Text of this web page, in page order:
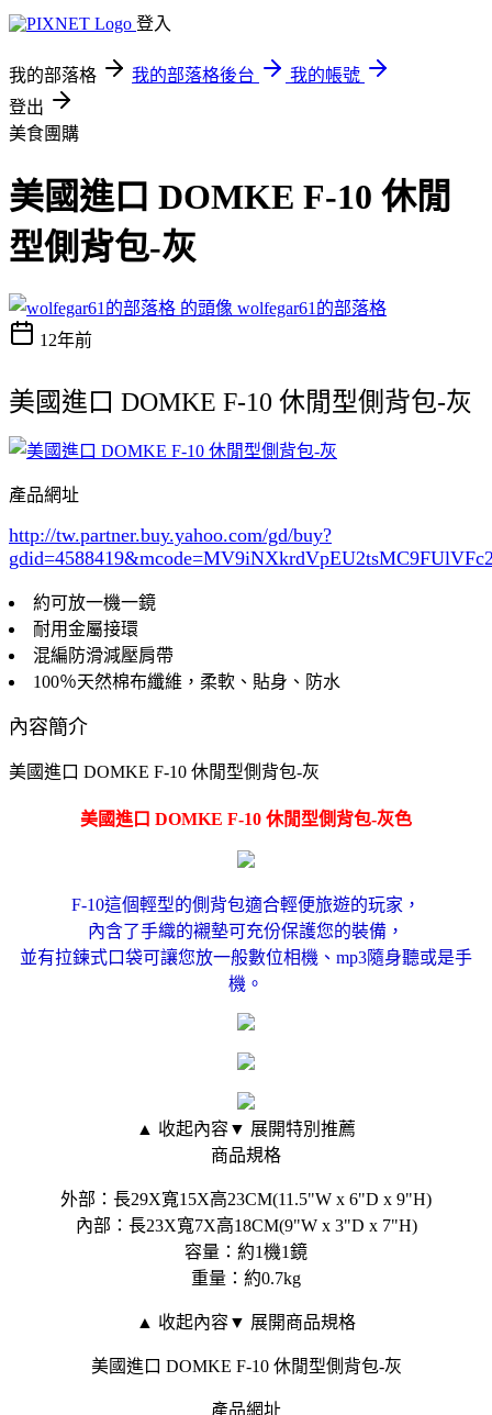
登入
我的部落格 我的部落格後台
我的帳號
登出
美食團購
美國進口 DOMKE F-10 休閒
型側背包-灰
wolfegar61的部落格
12年前
美國進口 DOMKE F-10 休閒型側背包-灰
產品網址
http://tw.partner.buy.yahoo.com/gd/buy?
gdid=4588419
約可放一機一鏡
耐用金屬接環
混編防滑減壓肩帶
100％天然棉布纖維，柔軟、貼身、防水
內容簡介
美國進口 DOMKE F-10 休閒型側背包-灰
美國進口 DOMKE F-10 休閒型側背包-灰色
F-10這個輕型的側背包適合輕便旅遊的玩家，
內含了手織的襯墊可充份保護您的裝備，
並有拉鍊式口袋可讓您放一般數位相機、mp3隨身聽或是手
機。
▲ 收起內容▼ 展開特別推薦
商品規格
外部：長29X寬15X高23CM(11.5"W x 6"D x 9"H)
內部：長23X寬7X高18CM(9"W x 3"D x 7"H)
容量：約1機1鏡
重量：約0.7kg
▲ 收起內容▼ 展開商品規格
美國進口 DOMKE F-10 休閒型側背包-灰
產品網址